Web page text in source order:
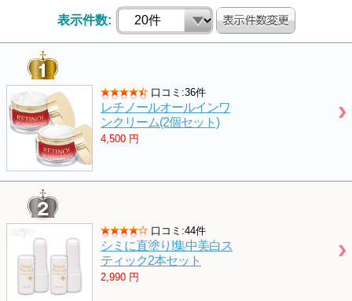
表示件数:
口コミ:36件
レチノールオールインワ
ンクリーム(2個セット)
4,500 円
口コミ:44件
シミに直塗り!集中美白ス
ティック2本セット
2,990 円